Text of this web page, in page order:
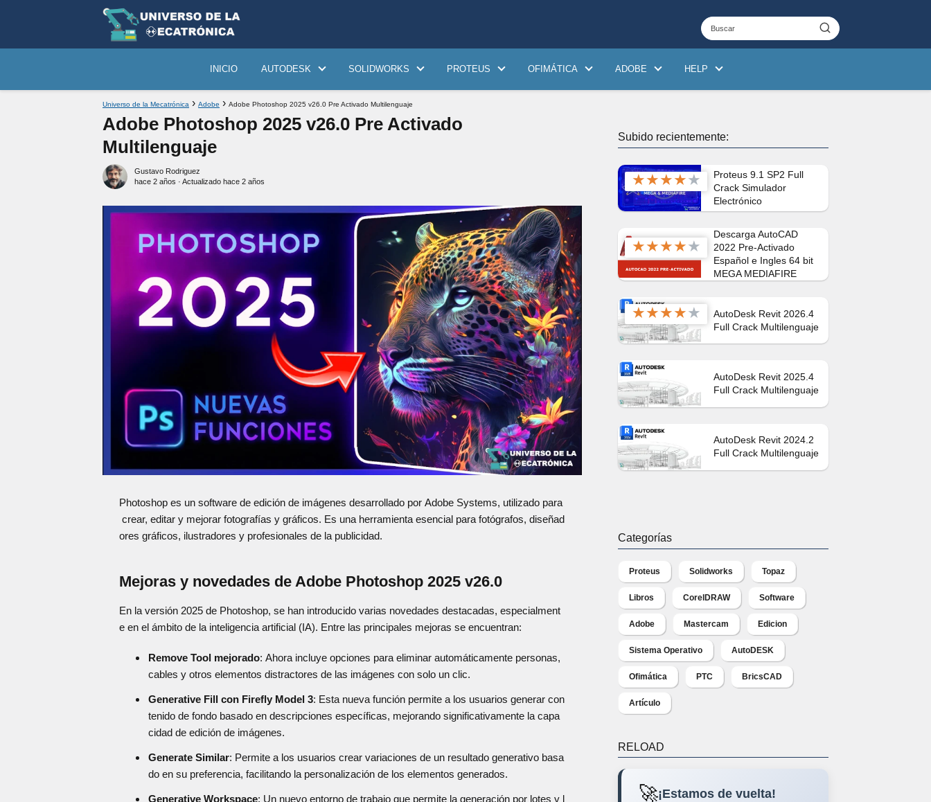
INICIO AUTODESK SOLIDWORKS PROTEUS OFIMÁTICA ADOBE HELP
Universo de la Mecatrónica Adobe Adobe Photoshop 2025 v26.0 Pre Activado Multilenguaje
Adobe Photoshop 2025 v26.0 Pre Activado
Multilenguaje
Gustavo Rodriguez
hace 2 años · Actualizado hace 2 años
Photoshop es un software de edición de imágenes desarrollado por Adobe Systems, utilizado para
crear, editar y mejorar fotografías y gráficos. Es una herramienta esencial para fotógrafos, diseñad
ores gráficos, ilustradores y profesionales de la publicidad.
Mejoras y novedades de Adobe Photoshop 2025 v26.0
En la versión 2025 de Photoshop, se han introducido varias novedades destacadas, especialment
e en el ámbito de la inteligencia artificial (IA). Entre las principales mejoras se encuentran:
Remove Tool mejorado: Ahora incluye opciones para eliminar automáticamente personas,
cables y otros elementos distractores de las imágenes con solo un clic.
Generative Fill con Firefly Model 3: Esta nueva función permite a los usuarios generar con
tenido de fondo basado en descripciones específicas, mejorando significativamente la capa
cidad de edición de imágenes.
Generate Similar: Permite a los usuarios crear variaciones de un resultado generativo basa
do en su preferencia, facilitando la personalización de los elementos generados.
Generative Workspace: Un nuevo entorno de trabajo que permite la generación por lotes y l
Subido recientemente:
★★★★★
Proteus 9.1 SP2 Full
Crack Simulador
Electrónico
★★★★★
Descarga AutoCAD
2022 Pre-Activado
Español e Ingles 64 bit
MEGA MEDIAFIRE
★★★★★
AutoDesk Revit 2026.4
Full Crack Multilenguaje
AutoDesk Revit 2025.4
Full Crack Multilenguaje
AutoDesk Revit 2024.2
Full Crack Multilenguaje
Categorías
Proteus Solidworks Topaz
Libros CorelDRAW Software
Adobe Mastercam Edicion
Sistema Operativo AutoDESK
Ofimática PTC BricsCAD
Artículo
RELOAD
🚀¡Estamos de vuelta!